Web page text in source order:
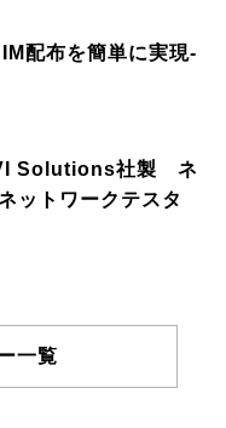
配布を簡単に実現-
Solutions社製 ネ
ットワークテスタ
一覧